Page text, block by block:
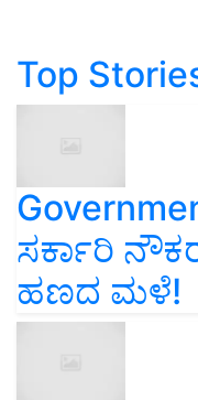
Top
ಸರ್ಕಾರಿ
ಹಣದ ಮಳೆ!